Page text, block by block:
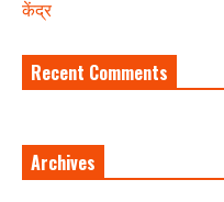
केंद्र
Recent Comments
Archives